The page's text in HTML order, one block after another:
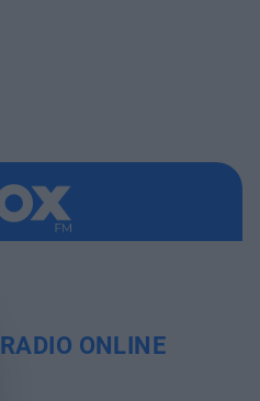
RADIO ONLINE